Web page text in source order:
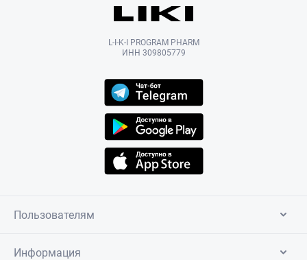
L-I-K-I PROGRAM PHARM
ИНН 309805779
Пользователям
Информация